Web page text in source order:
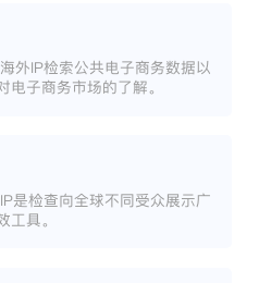
外IP检索公共电子商务数据以
电子商务市场的了解。
是检查向全球不同受众展示广
具。